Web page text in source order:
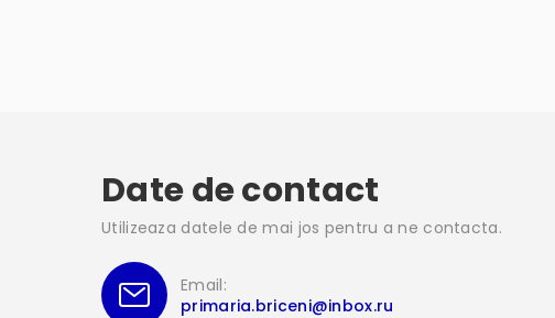
Date de contact
Utilizeaza datele de mai jos pentru a ne contacta.
Email:
primaria.briceni@inbox.ru